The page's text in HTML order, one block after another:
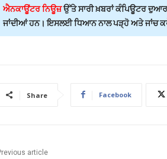
ਐਨਕਾਊਂਟਰ ਨਿਊਜ਼ਉੱਤੇ ਸਾਰੀ ਖ਼ਬਰਾਂ ਕੰਪਿਊਟਰ
ਜਾਂਦੀਆਂ ਹਨ। ਇਸਲਈ ਧਿਆਨ ਨਾਲ ਪੜ੍ਹੋ ਅਤੇ ਜਾਂਚ
Share Facebook
article